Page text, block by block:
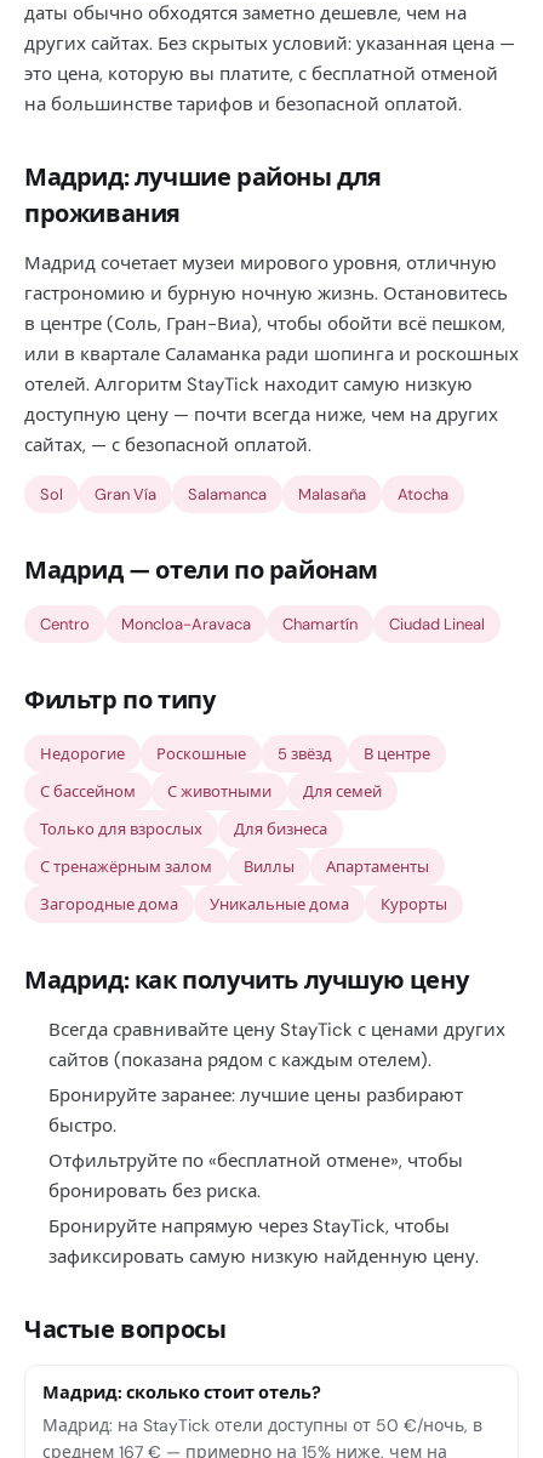
даты обычно обходятся заметно дешевле, чем на
других сайтах. Без скрытых условий: указанная цена —
это цена, которую вы платите, с бесплатной отменой
на большинстве тарифов и безопасной оплатой.
Мадрид: лучшие районы для
проживания
Мадрид сочетает музеи мирового уровня, отличную
гастрономию и бурную ночную жизнь. Остановитесь
в центре (Соль, Гран-Виа), чтобы обойти всё пешком,
или в квартале Саламанка ради шопинга и роскошных
отелей. Алгоритм StayTick находит самую низкую
доступную цену — почти всегда ниже, чем на других
сайтах, — с безопасной оплатой.
Sol Gran Vía Salamanca Malasaña Atocha
Мадрид — отели по районам
Centro Moncloa-Aravaca Chamartín Ciudad Lineal
Фильтр по типу
Недорогие Роскошные 5 звёзд
В центре
С бассейном
С животными
Для семей
Только для взрослых
Для бизнеса
С тренажёрным залом
Виллы
Апартаменты
Загородные дома
Уникальные дома Курорты
Мадрид: как получить лучшую цену
Всегда сравнивайте цену StayTick с ценами других
сайтов (показана рядом с каждым отелем).
Бронируйте заранее: лучшие цены разбирают
быстро.
Отфильтруйте по «бесплатной отмене», чтобы
бронировать без риска.
Бронируйте напрямую через StayTick, чтобы
зафиксировать самую низкую найденную цену.
Частые вопросы
Мадрид: сколько стоит отель?
Мадрид: на StayTick отели доступны от 50 €/ночь, в
среднем 167 € — примерно на 15% ниже, чем на